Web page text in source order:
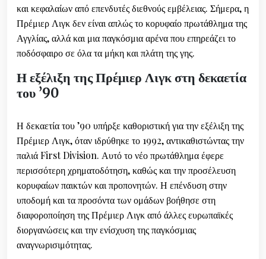
και κεφαλαίων από επενδυτές διεθνούς εμβέλειας. Σήμερα, η
Πρέμιερ Λιγκ δεν είναι απλώς το κορυφαίο πρωτάθλημα της
Αγγλίας, αλλά και μια παγκόσμια αρένα που επηρεάζει το
ποδόσφαιρο σε όλα τα μήκη και πλάτη της γης.
Η εξέλιξη της Πρέμιερ Λιγκ στη δεκαετία
του ’90
Η δεκαετία του ’90 υπήρξε καθοριστική για την εξέλιξη της
Πρέμιερ Λιγκ, όταν ιδρύθηκε το 1992, αντικαθιστώντας την
παλιά First Division. Αυτό το νέο πρωτάθλημα έφερε
περισσότερη χρηματοδότηση, καθώς και την προσέλευση
κορυφαίων παικτών και προπονητών. Η επένδυση στην
υποδομή και τα προσόντα των ομάδων βοήθησε στη
διαφοροποίηση της Πρέμιερ Λιγκ από άλλες ευρωπαϊκές
διοργανώσεις και την ενίσχυση της παγκόσμιας
αναγνωρισιμότητας.